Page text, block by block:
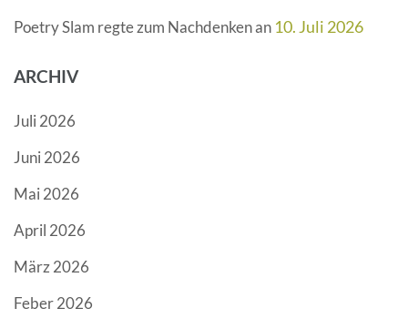
Poetry Slam regte zum Nachdenken an 10. Juli 2026
ARCHIV
Juli 2026
Juni 2026
Mai 2026
April 2026
März 2026
Feber 2026